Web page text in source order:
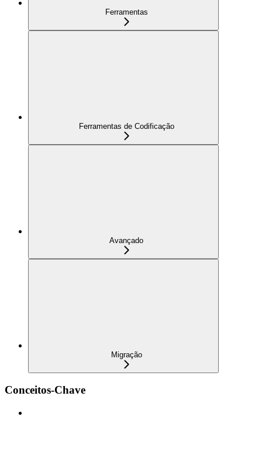
Ferramentas
Ferramentas de Codificação
Avançado
Migração
Conceitos-Chave